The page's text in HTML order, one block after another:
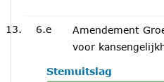
6.e
Amendement
voor
Stemuitslag